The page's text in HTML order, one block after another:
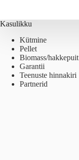
Kasulikku
Kütmine
Pellet
Biomass/hakkepuit
Garantii
Teenuste hinnakiri
Partnerid